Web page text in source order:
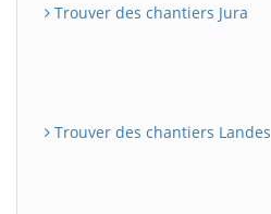
Trouver des chantiers Jura
Trouver des chantiers Landes